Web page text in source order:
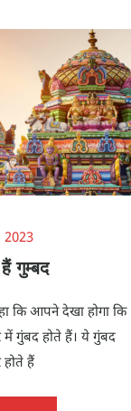
2023
गुम्बद
कि आपने देखा होगा कि
में गुंबद होते हैं। ये गुंबद
होते हैं